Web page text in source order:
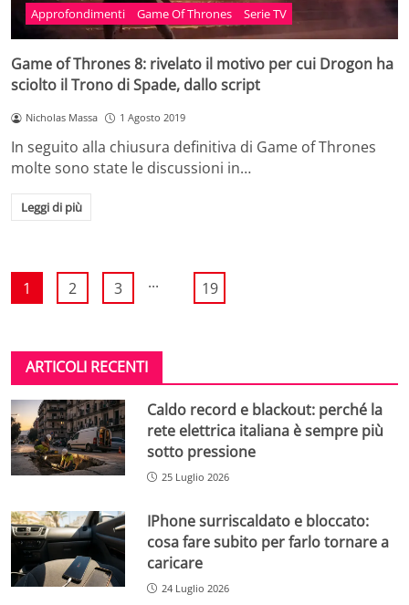
Approfondimenti Game Of Thrones Serie TV
Game of Thrones 8: rivelato il motivo per cui Drogon ha
sciolto il Trono di Spade, dallo script
Nicholas Massa 1 Agosto 2019
In seguito alla chiusura definitiva di Game of Thrones
molte sono state le discussioni in…
Leggi di più
1 2 3 ... 19
ARTICOLI RECENTI
Caldo record e blackout: perché la
rete elettrica italiana è sempre più
sotto pressione
25 Luglio 2026
IPhone surriscaldato e bloccato:
cosa fare subito per farlo tornare a
caricare
24 Luglio 2026